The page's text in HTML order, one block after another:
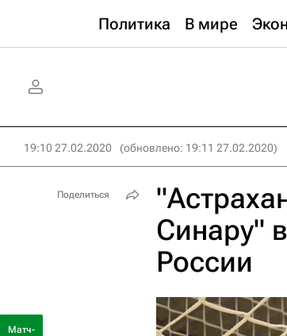
Политика В мире
19:10 27.02.2020 (обновлено: 19:11 27.02.2020)
Синару"
России
Поделиться
Матч-